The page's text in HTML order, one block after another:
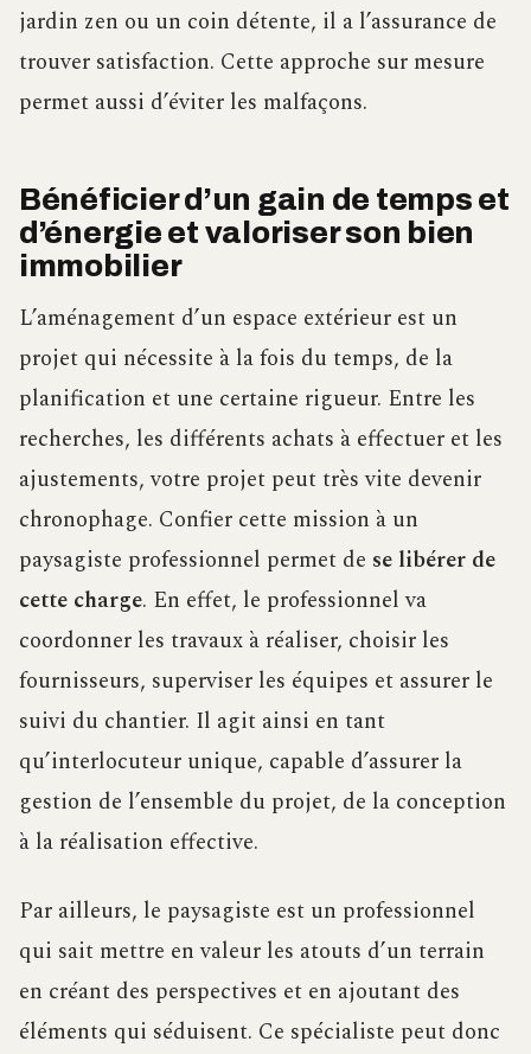
jardin zen ou un coin détente, il a l’assurance de
trouver satisfaction. Cette approche sur mesure
permet aussi d’éviter les malfaçons.
Bénéficier d’un gain de temps et
d’énergie et valoriser son bien
immobilier
L’aménagement d’un espace extérieur est un
projet qui nécessite à la fois du temps, de la
planification et une certaine rigueur. Entre les
recherches, les différents achats à effectuer et les
ajustements, votre projet peut très vite devenir
chronophage. Confier cette mission à un
paysagiste professionnel permet de se libérer de
cette charge. En effet, le professionnel va
coordonner les travaux à réaliser, choisir les
fournisseurs, superviser les équipes et assurer le
suivi du chantier. Il agit ainsi en tant
qu’interlocuteur unique, capable d’assurer la
gestion de l’ensemble du projet, de la conception
à la réalisation effective.
Par ailleurs, le paysagiste est un professionnel
qui sait mettre en valeur les atouts d’un terrain
en créant des perspectives et en ajoutant des
éléments qui séduisent. Ce spécialiste peut donc